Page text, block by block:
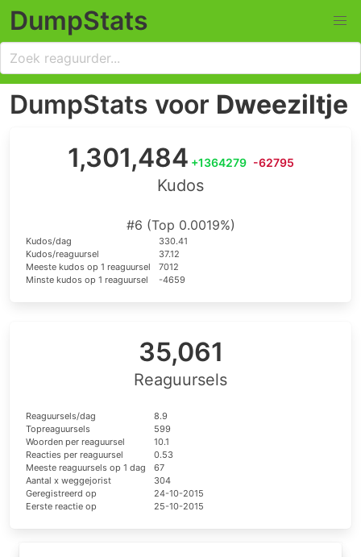
DumpStats
DumpStats voor Dweeziltje
1,301,484 +1364279 -62795
Kudos
#6 (Top 0.0019%)
Kudos/dag
330.41
Kudos/reaguursel
37.12
Meeste kudos op 1 reaguursel
7012
Minste kudos op 1 reaguursel
-4659
35,061
Reaguursels
Reaguursels/dag
8.9
Topreaguursels
599
Woorden per reaguursel
10.1
Reacties per reaguursel
0.53
Meeste reaguursels op 1 dag
67
Aantal x weggejorist
304
Geregistreerd op
24-10-2015
Eerste reactie op
25-10-2015